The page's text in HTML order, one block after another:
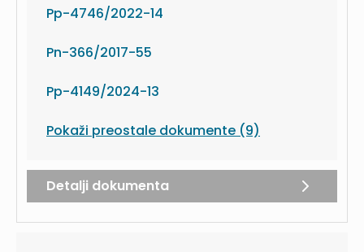
Pp-4746/2022-14
Pn-366/2017-55
Pp-4149/2024-13
Pokaži preostale dokumente (9)
Detalji dokumenta